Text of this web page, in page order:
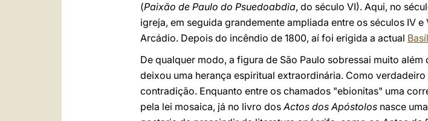
(Paixão de Paulo do Psuedoabdia, do século VI). Aqui, no
igreja, em seguida grandemente ampliada entre os séculos IV
Arcádio. Depois do incêndio de 1800, aí foi erigida a actual
De qualquer modo, a figura de São Paulo sobressai muito
deixou uma herança espiritual extraordinária. Como
contradição. Enquanto entre os chamados "ebionitas" uma
pela lei mosaica, já no livro dosActos dos Apóstolos nasce